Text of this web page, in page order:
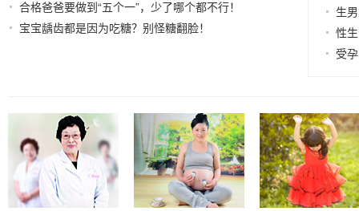
2022-12-07
合格爸爸要做到“五个一”，少了哪个都不行！
29
宝宝龋齿都是因为吃糖？别怪糖翻脸！
生
性
受孕